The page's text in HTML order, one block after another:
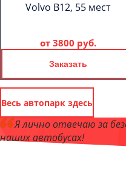
Volvo B12, 55 мест
от 3800 руб.
Заказать
Весь автопарк здесь
Я лично отвечаю за
наших автобусах!
,